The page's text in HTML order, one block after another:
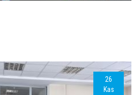
26
Kas